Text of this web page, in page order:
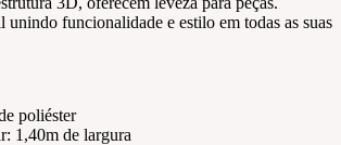
unindo funcionalidade e estilo em todas as suas
poliéster
1,40m de largura